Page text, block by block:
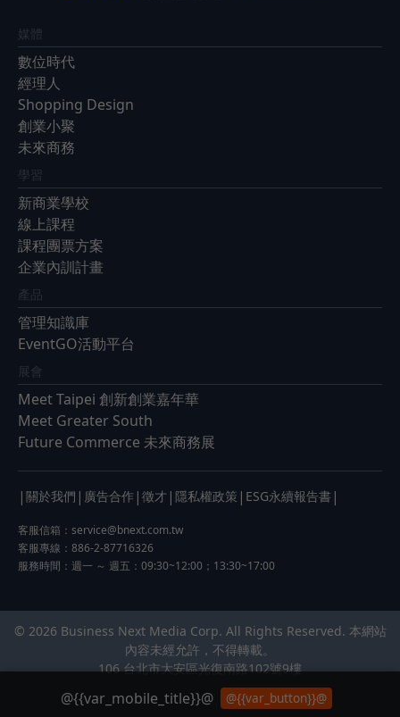
媒體
數位時代
經理人
Shopping Design
創業小聚
未來商務
學習
新商業學校
線上課程
課程團票方案
企業內訓計畫
產品
管理知識庫
EventGO活動平台
展會
Meet Taipei 創新創業嘉年華
Meet Greater South
Future Commerce 未來商務展
| 關於我們 | 廣告合作 | 徵才 | 隱私權政策 | ESG永續報告書 |
客服信箱： service@bnext.com.tw
客服專線：886-2-87716326
服務時間：週一 ～ 週五：09:30~12:00；13:30~17:00
© 2026 Business Next Media Corp. All Rights Reserved. 本網站
內容未經允許，不得轉載。
106 台北市大安區光復南路102號9樓
@{{var_mobile_title}}@ @{{var_button}}@